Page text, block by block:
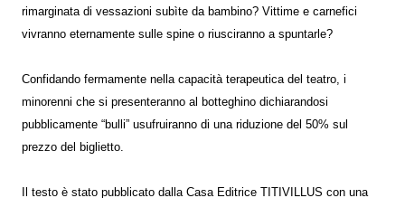
rimarginata di vessazioni subìte da bambino? Vittime e carnefici
vivranno eternamente sulle spine o riusciranno a spuntarle?
Confidando fermamente nella capacità terapeutica del teatro, i
minorenni che si presenteranno al botteghino dichiarandosi
pubblicamente “bulli” usufruiranno di una riduzione del 50% sul
prezzo del biglietto.
Il testo è stato pubblicato dalla Casa Editrice TITIVILLUS con una